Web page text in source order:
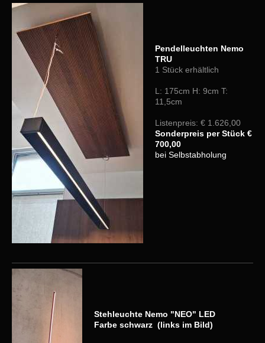
Pendelleuchten Nemo
TRU
1 Stück erhältlich
L: 175cm H: 9cm T:
11,5cm
Listenpreis: € 1.626,00
Sonderpreis per Stück €
700,00
bei Selbstabholung
Stehleuchte Nemo "NEO" LED
Farbe schwarz (links im Bild)